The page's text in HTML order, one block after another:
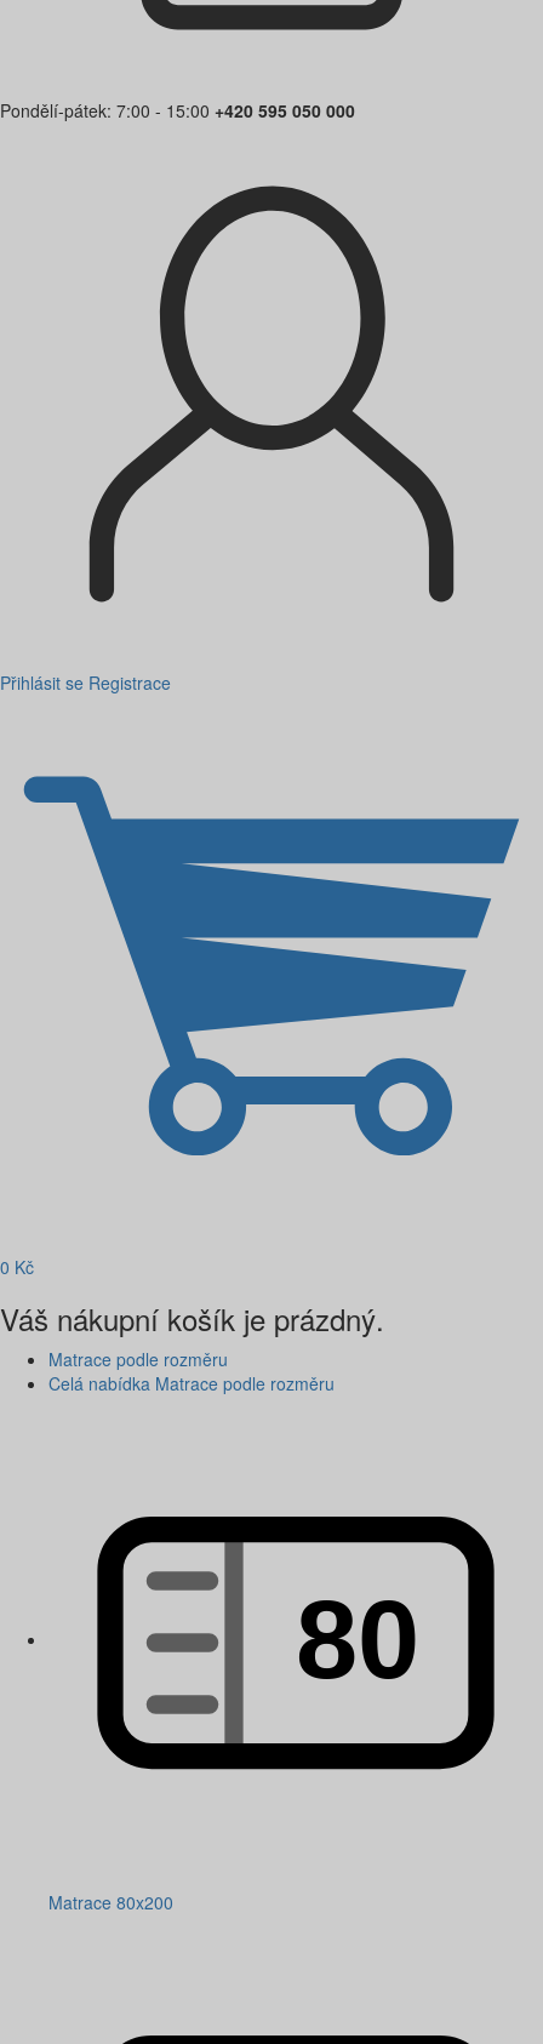
Pondělí-pátek: 7:00 - 15:00 +420 595 050 000
Přihlásit se Registrace
0 Kč
Váš nákupní košík je prázdný.
Matrace podle rozměru
Celá nabídka Matrace podle rozměru
Matrace 80x200